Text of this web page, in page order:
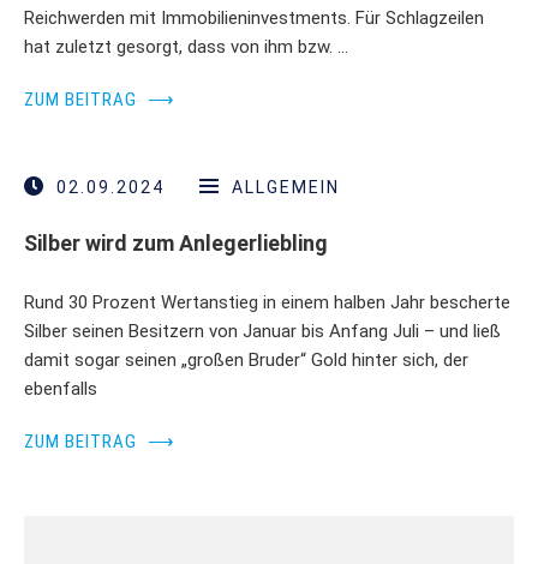
Reichwerden mit Immobilieninvestments. Für Schlagzeilen
hat zuletzt gesorgt, dass von ihm bzw. …
ZUM BEITRAG ⟶
02.09.2024 ALLGEMEIN
Silber wird zum Anlegerliebling
Rund 30 Prozent Wertanstieg in einem halben Jahr bescherte
Silber seinen Besitzern von Januar bis Anfang Juli – und ließ
damit sogar seinen „großen Bruder“ Gold hinter sich, der
ebenfalls
ZUM BEITRAG ⟶